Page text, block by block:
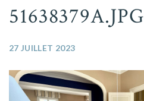
51638379A.JPG
27 JUILLET 2023